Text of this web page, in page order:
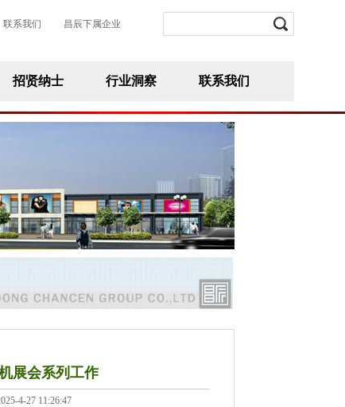
联系我们 昌辰下属企业
招贤纳士 行业洞察 联系我们
展会系列工作
4-27 11:26:47